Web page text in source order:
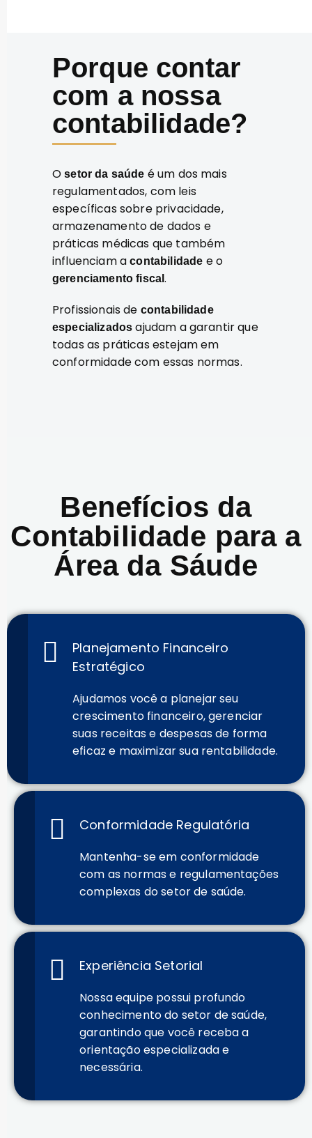
Porque contar
com a nossa
contabilidade?
Osetor da saúde é um dos mais
regulamentados, com leis
específicas sobre privacidade,
armazenamento de dados e
práticas médicas que também
influenciam acontabilidade e o
gerenciamento fiscal.
Profissionais de contabilidade
especializados ajudam a garantir que
todas as práticas estejam em
conformidade com essas normas.
Benefícios da
Contabilidade para a
Área da Sáude
Planejamento Financeiro
Estratégico
Ajudamos você a planejar seu
crescimento financeiro, gerenciar
suas receitas e despesas de forma
eficaz e maximizar sua rentabilidade.
Conformidade Regulatória
Mantenha-se em conformidade
com as normas e regulamentações
complexas do setor de saúde.
Experiência Setorial
Nossa equipe possui profundo
conhecimento do setor de saúde,
garantindo que você receba a
orientação especializada e
necessária.